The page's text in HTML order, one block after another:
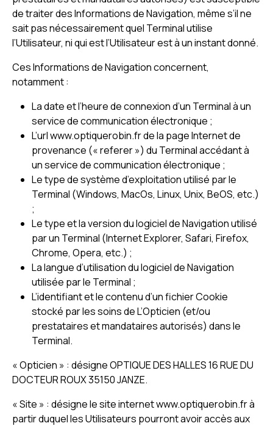
de traiter des Informations de Navigation, même s’il ne
sait pas nécessairement quel Terminal utilise
l’Utilisateur, ni qui est l’Utilisateur est à un instant donné.
Ces Informations de Navigation concernent,
notamment :
La date et l’heure de connexion d’un Terminal à un
service de communication électronique ;
L’url www.optiquerobin.fr de la page Internet de
provenance (« referer ») du Terminal accédant à
un service de communication électronique ;
Le type de système d’exploitation utilisé par le
Terminal (Windows, MacOs, Linux, Unix, BeOS, etc.)
;
Le type et la version du logiciel de Navigation utilisé
par un Terminal (Internet Explorer, Safari, Firefox,
Chrome, Opera, etc.) ;
La langue d’utilisation du logiciel de Navigation
utilisée par le Terminal ;
L’identifiant et le contenu d’un fichier Cookie
stocké par les soins de L’Opticien (et/ou
prestataires et mandataires autorisés) dans le
Terminal.
« Opticien » : désigne OPTIQUE DES HALLES 16 RUE DU
DOCTEUR ROUX 35150 JANZE.
« Site » : désigne le site internet www.optiquerobin.fr à
partir duquel les Utilisateurs pourront avoir accès aux